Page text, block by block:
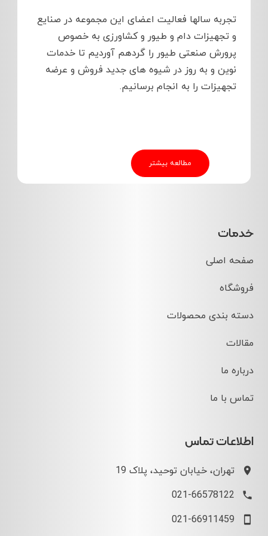
تجربه سالها فعالیت اعضای این مجموعه در صنایع
و تجهیزات دام و طیور و کشاورزی به خصوص
پرورش صنعتی طیور را گردهم آوردیم تا خدمات
نوین و به روز در شیوه های جدید فروش و عرضه
تجهیزات را به انجام برسانیم.
مطالعه بیشتر
خدمات
صفحه اصلی
فروشگاه
دسته بندی محصولات
مقالات
درباره ما
تماس با ما
اطلاعات تماس
تهران، خیابان توحید، پلاک 19
021-66578122
021-66911459